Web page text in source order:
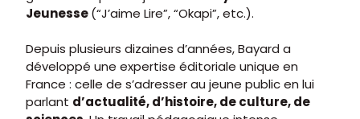
Jeunesse(“J’aime Lire”, “Okapi”, etc.).
Depuis plusieurs dizaines d’années, Bayard a
développé une expertise éditoriale unique en
France : celle de s’adresser au jeune public en lui
parlant d’actualité, d’histoire, de culture, de